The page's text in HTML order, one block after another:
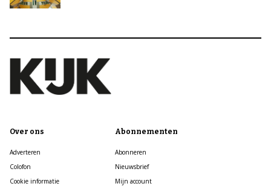
Over ons
Adverteren
Colofon
Cookie informatie
Abonnementen
Abonneren
Nieuwsbrief
Mijn account